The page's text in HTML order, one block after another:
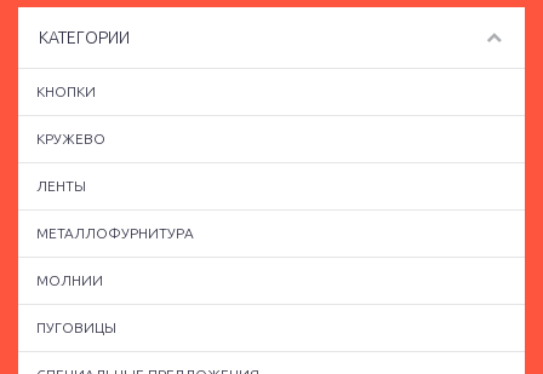
КАТЕГОРИИ
КНОПКИ
КРУЖЕВО
ЛЕНТЫ
МЕТАЛЛОФУРНИТУРА
МОЛНИИ
ПУГОВИЦЫ